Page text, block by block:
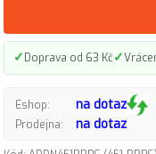
✓Doprava od 63 Kč✓
Eshop: na dotaz
Prodejna: na dotaz